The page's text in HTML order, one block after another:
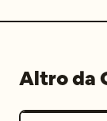
Altro da